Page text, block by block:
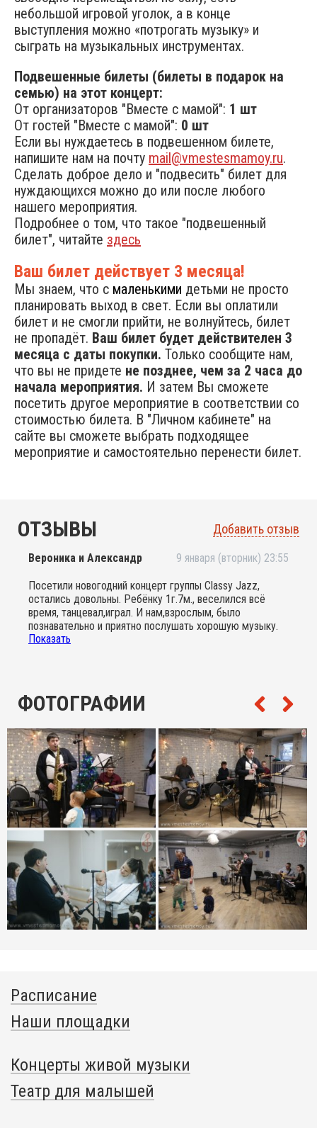
небольшой игровой уголок, а в конце
выступления можно «потрогать музыку» и
сыграть на музыкальных инструментах.
Подвешенные билеты (билеты в подарок на
семью) на этот концерт:
От организаторов "Вместе с мамой": 1 шт
От гостей "Вместе с мамой": 0 шт
Если вы нуждаетесь в подвешенном билете,
напишите нам на почту mail@vmestesmamoy.ru.
Сделать доброе дело и "подвесить" билет для
нуждающихся можно до или после любого
нашего мероприятия.
Подробнее о том, что такое "подвешенный
билет", читайте здесь
Ваш билет действует 3 месяца!
Мы знаем, что с маленькими детьми не просто
планировать выход в свет. Если вы оплатили
билет и не смогли прийти, не волнуйтесь, билет
не пропадёт. Ваш билет будет действителен 3
месяца с даты покупки. Только сообщите нам,
что вы не придете не позднее, чем за 2 часа до
начала мероприятия. И затем Вы сможете
посетить другое мероприятие в соответствии со
стоимостью билета. В "Личном кабинете" на
сайте вы сможете выбрать подходящее
мероприятие и самостоятельно перенести билет.
ОТЗЫВЫ Добавить отзыв
Вероника и Александр 9 января (вторник) 23:55
Посетили новогодний концерт группы Classy Jazz,
остались довольны. Ребёнку 1г.7м., веселился всё
время, танцевал,играл. И нам,взрослым, было
познавательно и приятно послушать хорошую музыку.
Получили море положительный эмоций! Очень
Показать
ФОТОГРАФИИ
Расписание
Наши площадки
Концерты живой музыки
Театр для малышей